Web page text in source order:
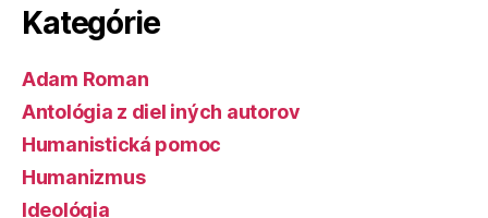
Kategórie
Adam Roman
Antológia z diel iných autorov
Humanistická pomoc
Humanizmus
Ideológia